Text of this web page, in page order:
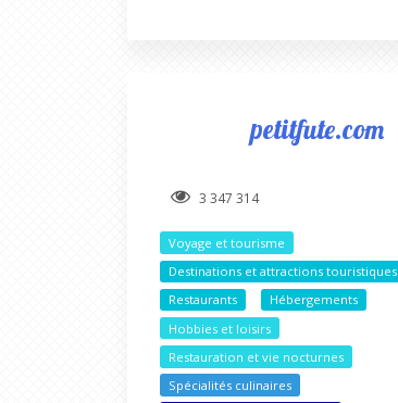
petitfute.com
3 347 314
Voyage et tourisme
Destinations et attractions touristiques
Restaurants
Hébergements
Hobbies et loisirs
Restauration et vie nocturnes
Spécialités culinaires